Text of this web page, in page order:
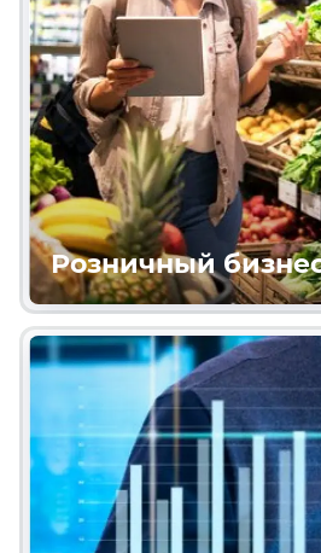
Розничный